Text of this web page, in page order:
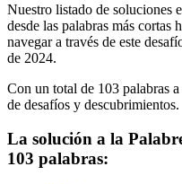
Nuestro listado de soluciones
desde las palabras más cortas
navegar a través de este
de 2024.
Con un total de 103 palabras
de desafíos y descubrimientos.
La solución a la
103 palabras: